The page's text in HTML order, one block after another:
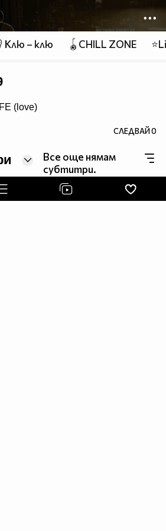
Клю – клю 🪀CHILL ZONE
(love)
СЛЕДВАЙ0
Все още нямам
субтитри.